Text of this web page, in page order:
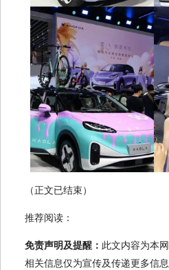
（正文已结束）
推荐阅读：
免责声明及提醒： 此文内容为本
相关信息仅为宣传及传递更多信